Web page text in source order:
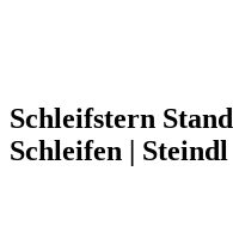
Schleifstern
Schleifen | Steindl